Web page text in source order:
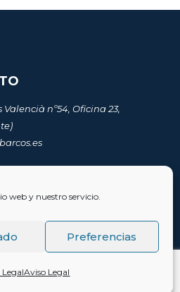
web y nuestro servicio.
Preferencias
LegalAviso Legal
Valencià nº54, Oficina 23,